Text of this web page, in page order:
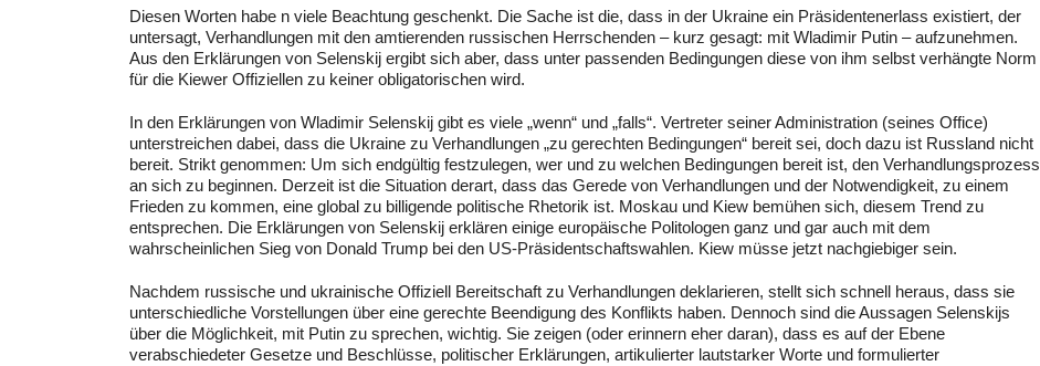
Diesen Worten habe n viele Beachtung geschenkt. Die Sache ist die, dass in der Ukraine ein Präsidentenerlass existiert, der
untersagt, Verhandlungen mit den amtierenden russischen Herrschenden – kurz gesagt: mit Wladimir Putin – aufzunehmen.
Aus den Erklärungen von Selenskij ergibt sich aber, dass unter passenden Bedingungen diese von ihm selbst verhängte Norm
für die Kiewer Offiziellen zu keiner obligatorischen wird.
In den Erklärungen von Wladimir Selenskij gibt es viele „wenn“ und „falls“. Vertreter seiner Administration (seines Office)
unterstreichen dabei, dass die Ukraine zu Verhandlungen „zu gerechten Bedingungen“ bereit sei, doch dazu ist Russland nicht
bereit. Strikt genommen: Um sich endgültig festzulegen, wer und zu welchen Bedingungen bereit ist, den Verhandlungsprozess
an sich zu beginnen. Derzeit ist die Situation derart, dass das Gerede von Verhandlungen und der Notwendigkeit, zu einem
Frieden zu kommen, eine global zu billigende politische Rhetorik ist. Moskau und Kiew bemühen sich, diesem Trend zu
entsprechen. Die Erklärungen von Selenskij erklären einige europäische Politologen ganz und gar auch mit dem
wahrscheinlichen Sieg von Donald Trump bei den US-Präsidentschaftswahlen. Kiew müsse jetzt nachgiebiger sein.
Nachdem russische und ukrainische Offiziell Bereitschaft zu Verhandlungen deklarieren, stellt sich schnell heraus, dass sie
unterschiedliche Vorstellungen über eine gerechte Beendigung des Konflikts haben. Dennoch sind die Aussagen Selenskijs
über die Möglichkeit, mit Putin zu sprechen, wichtig. Sie zeigen (oder erinnern eher daran), dass es auf der Ebene
verabschiedeter Gesetze und Beschlüsse, politischer Erklärungen, artikulierter lautstarker Worte und formulierter